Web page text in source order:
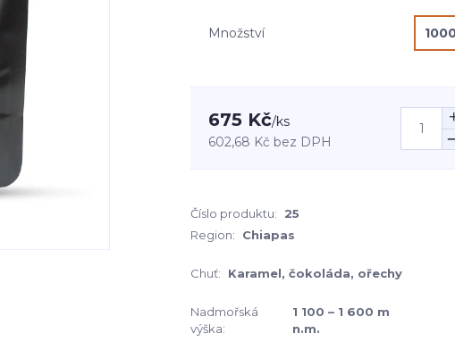
Množství
675 Kč/ks
602,68 Kč bez DPH
Číslo produktu: 25
Region:
Chiapas
Chuť:
Karamel, čokoláda, ořechy
Nadmořská
výška:
1 100 – 1 600 m
n.m.